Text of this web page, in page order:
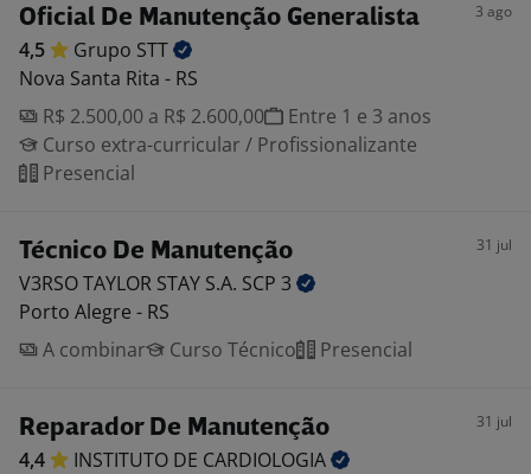
Oficial De Manutenção Generalista 3 ago
4,5 Grupo STT
Nova Santa Rita - RS
R$ 2.500,00 a R$ 2.600,00
Entre 1 e 3 anos
Curso extra-curricular / Profissionalizante
Presencial
Técnico De Manutenção 31 jul
V3RSO TAYLOR STAY S.A. SCP 3
Porto Alegre - RS
A combinar
Curso Técnico Presencial
Reparador De Manutenção 31 jul
4,4 INSTITUTO DE CARDIOLOGIA